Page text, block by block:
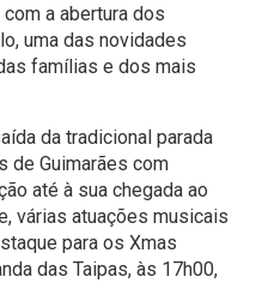
a abertura dos
uma das novidades
famílias e dos mais
da tradicional parada
de Guimarães com
até à sua chegada ao
várias atuações musicais
para os Xmas
das Taipas, às 17h00,